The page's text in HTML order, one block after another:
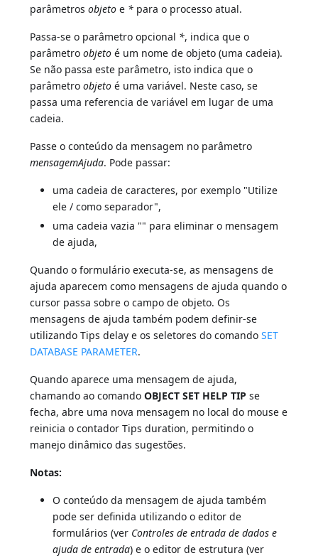
parâmetrosobjeto e * para o processo atual.
Passa-se o parâmetro opcional *, indica que o
parâmetroobjeto é um nome de objeto (uma cadeia).
Se não passa este parâmetro, isto indica que o
parâmetroobjeto é uma variável. Neste caso, se
passa uma referencia de variável em lugar de uma
cadeia.
Passe o conteúdo da mensagem no parâmetro
mensagemAjuda. Pode passar:
uma cadeia de caracteres, por exemplo "Utilize
ele / como separador",
uma cadeia vazia "" para eliminar o mensagem
de ajuda,
Quando o formulário executa-se, as mensagens de
ajuda aparecem como mensagens de ajuda quando o
cursor passa sobre o campo de objeto. Os
mensagens de ajuda também podem definir-se
utilizando Tips delay e os seletores do comandoSET
DATABASE PARAMETER.
Quando aparece uma mensagem de ajuda,
chamando ao comandoOBJECT SET HELP TIP se
fecha, abre uma nova mensagem no local do mouse e
reinicia o contador Tips duration, permitindo o
manejo dinâmico das sugestões.
Notas:
O conteúdo da mensagem de ajuda também
pode ser definida utilizando o editor de
formulários (ver Controles de entrada de dados e
ajuda de entrada) e o editor de estrutura (ver